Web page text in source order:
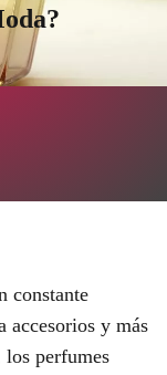
constante
accesorios y más
perfumes